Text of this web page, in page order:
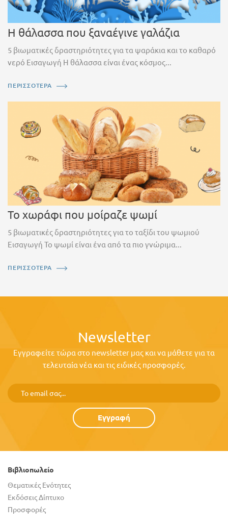
Η θάλασσα που ξαναέγινε γαλάζια
5 βιωματικές δραστηριότητες για τα ψαράκια και το καθαρό
νερό Εισαγωγή Η θάλασσα είναι ένας κόσμος...
ΠΕΡΙΣΣΟΤΕΡΑ
Το χωράφι που μοίραζε ψωμί
5 βιωματικές δραστηριότητες για το ταξίδι του ψωμιού
Εισαγωγή Το ψωμί είναι ένα από τα πιο γνώριμα...
ΠΕΡΙΣΣΟΤΕΡΑ
Newsletter
Εγγραφείτε τώρα στο newsletter μας και να μάθετε για τα
τελευταία νέα και τις ειδικές προσφορές.
Εγγραφή
Βιβλιοπωλείο
Θεματικές Ενότητες
Εκδόσεις Δίπτυχο
Προσφορές